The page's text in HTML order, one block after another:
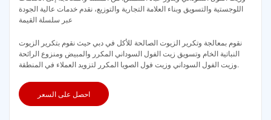
اللوجستية والتسويق وبناء العلامة التجارية والتوزيع، نقدم خدمات عالية الجودة
عبر سلسلة القيمة
نقوم بمعالجة وتكرير الزيوت الصالحة للأكل في دبي حيث نقوم بتكرير الزيوت
النباتية الخام وتسويق زيت الفول السوداني المكرر والمبيض ومنزوع الرائحة
وزيت الفول السوداني وزيت فول الصويا المكرر لتزويد العملاء في المنطقة.
احصل على السعر